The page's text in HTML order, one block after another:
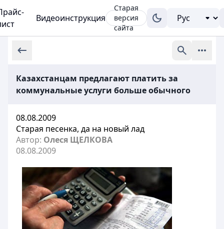
Видеоинструкция
Старая
версия
сайта
Казахстанцам предлагают платить за
коммунальные услуги больше обычного
08.08.2009
Старая песенка, да на новый лад
Автор: Олеся ЩЕЛКОВА
08.08.2009